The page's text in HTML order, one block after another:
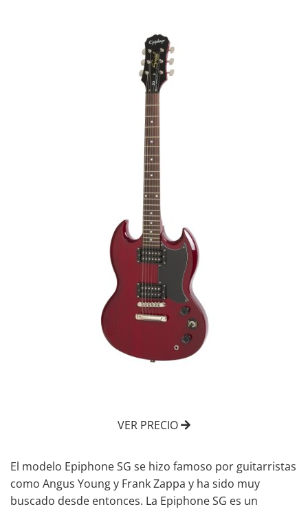
VER PRECIO
El modelo Epiphone SG se hizo famoso por guitarristas
como Angus Young y Frank Zappa y ha sido muy
buscado desde entonces. La Epiphone SG es un